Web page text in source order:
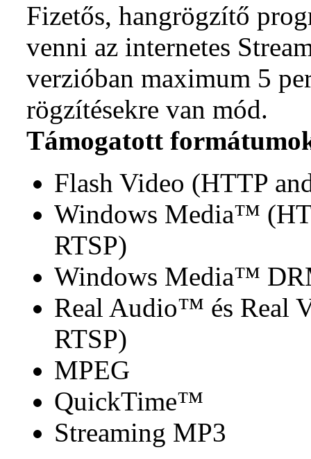
Fizetős, hangrögzítő
venni az internetes
verzióban maximum 5
rögzítésekre van mód.
Támogatott
Flash Video (HTTP
Windows Media™
RTSP)
Windows Media™
Real Audio™ és Real
RTSP)
MPEG
QuickTime™
Streaming MP3